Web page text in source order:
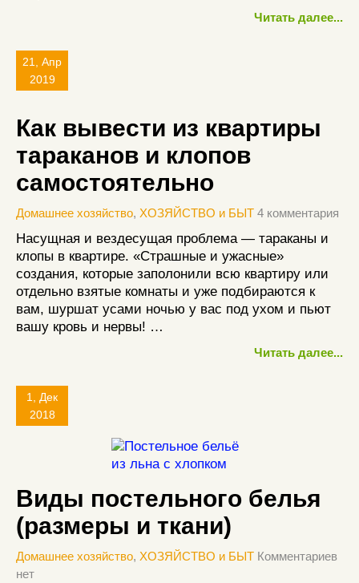
Читать далее...
21, Апр
2019
Как вывести из квартиры
тараканов и клопов
самостоятельно
Домашнее хозяйство, ХОЗЯЙСТВО и БЫТ 4 комментария
Насущная и вездесущая проблема — тараканы и
клопы в квартире. «Страшные и ужасные»
создания, которые заполонили всю квартиру или
отдельно взятые комнаты и уже подбираются к
вам, шуршат усами ночью у вас под ухом и пьют
вашу кровь и нервы! …
Читать далее...
1, Дек
2018
Виды постельного белья
(размеры и ткани)
Домашнее хозяйство, ХОЗЯЙСТВО и БЫТ Комментариев
нет